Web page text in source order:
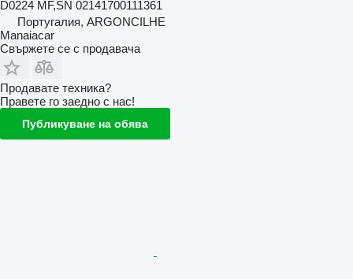
D0224 MF,SN 02141700111361
Португалия, ARGONCILHE
Manaiacar
Свържете се с продавача
Продавате техника?
Правете го заедно с нас!
Публикуване на обява